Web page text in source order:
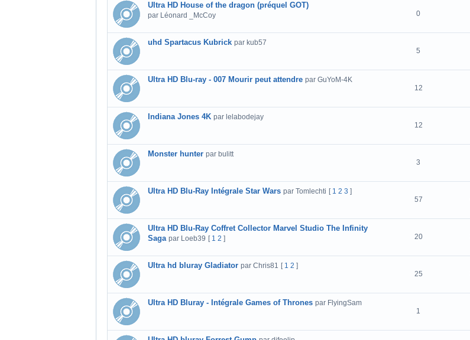
Ultra HD House of the dragon (préquel GOT)
par Léonard _McCoy 0
uhd Spartacus Kubrick par kub57
5
Ultra HD Blu-ray - 007 Mourir peut attendre par GuYoM-4K
12
Indiana Jones 4K par lelabodejay
12
Monster hunter par bulitt
3
Ultra HD Blu-Ray Intégrale Star Wars par Tomlechti [ 1 2 3 ]
57
Ultra HD Blu-Ray Coffret Collector Marvel Studio The Infinity
Saga par Loeb39 [ 1 2 ] 20
Ultra hd bluray Gladiator par Chris81 [ 1 2 ]
25
Ultra HD Bluray - Intégrale Games of Thrones par FlyingSam
1